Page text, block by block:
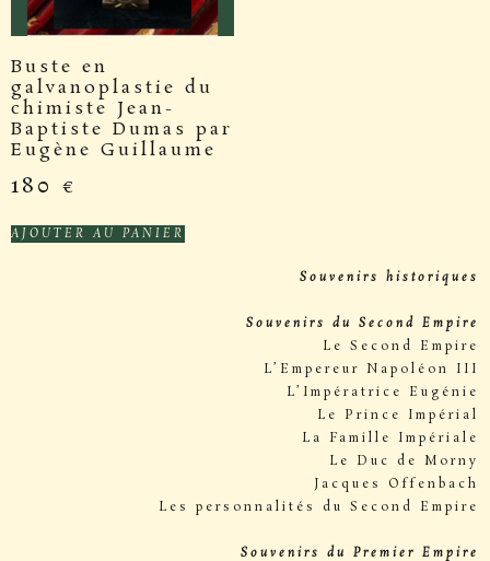
Buste en
galvanoplastie du
chimiste Jean-
Baptiste Dumas par
Eugène Guillaume
180 €
AJOUTER AU PANIER
Souvenirs historiques
Souvenirs du Second Empire
Le Second Empire
L’Empereur Napoléon III
L’Impératrice Eugénie
Le Prince Impérial
La Famille Impériale
Le Duc de Morny
Jacques Offenbach
Les personnalités du Second Empire
Souvenirs du Premier Empire